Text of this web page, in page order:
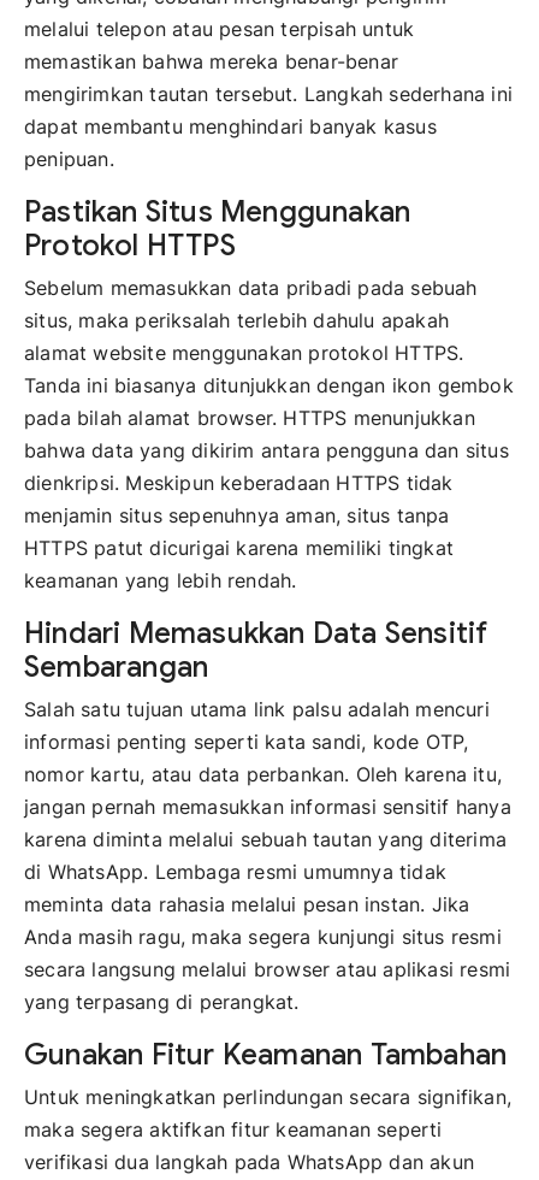
melalui telepon atau pesan terpisah untuk
memastikan bahwa mereka benar-benar
mengirimkan tautan tersebut. Langkah sederhana ini
dapat membantu menghindari banyak kasus
penipuan.
Pastikan Situs Menggunakan
Protokol HTTPS
Sebelum memasukkan data pribadi pada sebuah
situs, maka periksalah terlebih dahulu apakah
alamat website menggunakan protokol HTTPS.
Tanda ini biasanya ditunjukkan dengan ikon gembok
pada bilah alamat browser. HTTPS menunjukkan
bahwa data yang dikirim antara pengguna dan situs
dienkripsi. Meskipun keberadaan HTTPS tidak
menjamin situs sepenuhnya aman, situs tanpa
HTTPS patut dicurigai karena memiliki tingkat
keamanan yang lebih rendah.
Hindari Memasukkan Data Sensitif
Sembarangan
Salah satu tujuan utama link palsu adalah mencuri
informasi penting seperti kata sandi, kode OTP,
nomor kartu, atau data perbankan. Oleh karena itu,
jangan pernah memasukkan informasi sensitif hanya
karena diminta melalui sebuah tautan yang diterima
di WhatsApp. Lembaga resmi umumnya tidak
meminta data rahasia melalui pesan instan. Jika
Anda masih ragu, maka segera kunjungi situs resmi
secara langsung melalui browser atau aplikasi resmi
yang terpasang di perangkat.
Gunakan Fitur Keamanan Tambahan
Untuk meningkatkan perlindungan secara signifikan,
maka segera aktifkan fitur keamanan seperti
verifikasi dua langkah pada WhatsApp dan akun